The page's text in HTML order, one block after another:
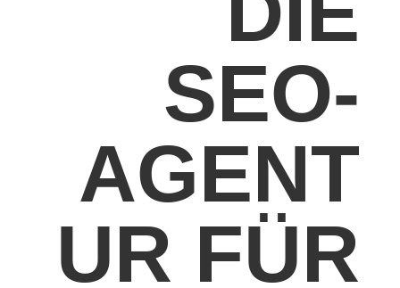
SEO-
AGENT
UR FÜR